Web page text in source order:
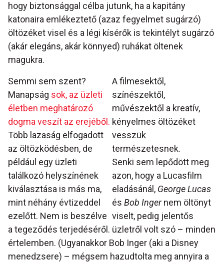
hogy biztonsággal célba jutunk, ha a kapitány
katonaira emlékeztető (azaz fegyelmet sugárzó)
öltözéket visel és a légi kísérők is tekintélyt sugárzó
(akár elegáns, akár könnyed) ruhákat öltenek
magukra.
Semmi sem szent?
Manapság sok, az üzleti
életben meghatározó
dogma veszít az erejéből.
Több lazaság elfogadott
az öltözködésben, de
például egy üzleti
találkozó helyszínének
kiválasztása is más ma,
mint néhány évtizeddel
ezelőtt. Nem is beszélve
a tegeződés terjedéséről.
A filmesektől,
színészektől,
művészektől a kreatív,
kényelmes öltözéket
vesszük
természetesnek.
Senki sem lepődött meg
azon, hogy a Lucasfilm
eladásánál, George Lucas
és Bob Ingernem öltönyt
viselt, pedig jelentős
üzletről volt szó – minden
értelemben. (Ugyanakkor Bob Inger (aki a Disney
menedzsere) – mégsem hazudtolta meg annyira a